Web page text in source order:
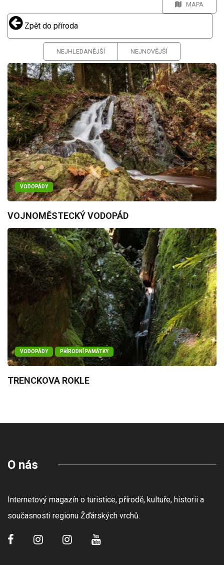
MAPA
Zpět do příroda
NEJHLEDANĚJŠÍ NEJNOVĚJŠÍ
VODOPÁDY
VOJNOMĚSTECKÝ VODOPÁD
VODOPÁDY PŘÍRODNÍ PAMÁTKY
TRENCKOVA ROKLE
O nás
Internetový magazín o turistice, přírodě, kultuře, historii a
současnosti regionu Žďárských vrchů.